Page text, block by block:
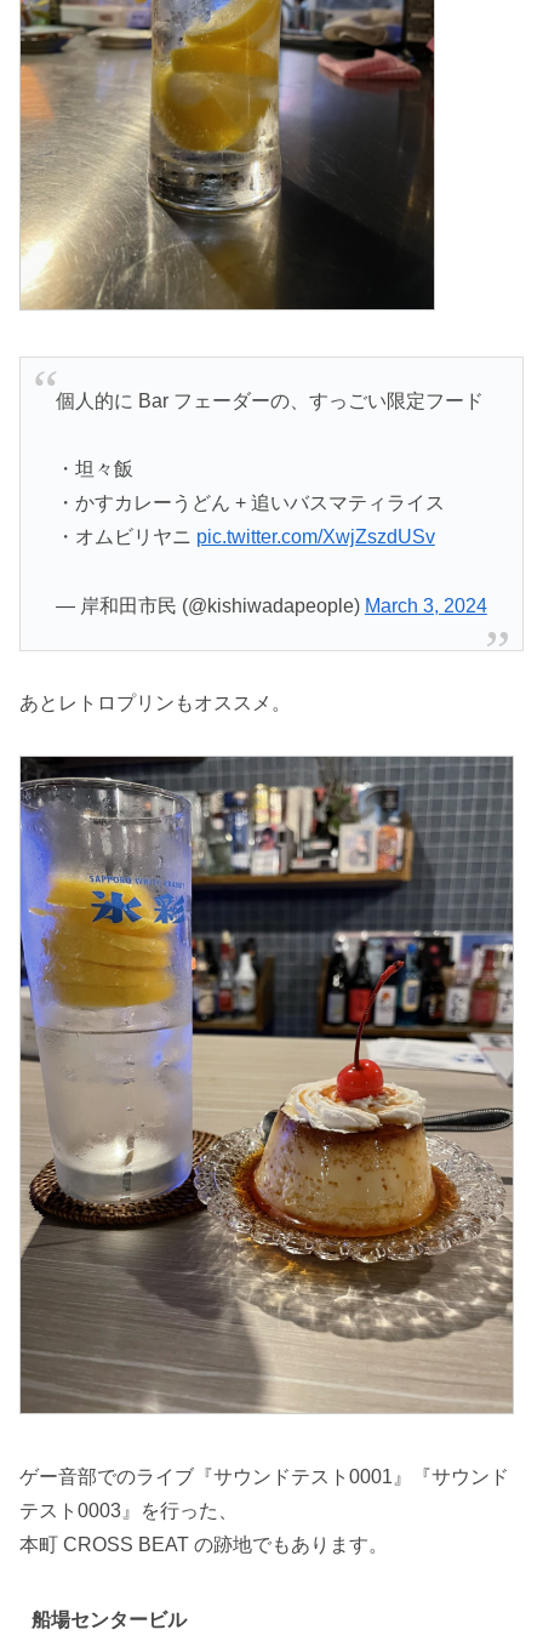
個人的に Bar フェーダーの、すっごい限定フード
・坦々飯
・かすカレーうどん + 追いバスマティライス
・オムビリヤニ pic.twitter.com/XwjZszdUSv
— 岸和田市民 (@kishiwadapeople) March 3, 2024
あとレトロプリンもオススメ。
ゲー音部でのライブ『サウンドテスト0001』『サウンド
テスト0003』を行った、
本町 CROSS BEAT の跡地でもあります。
船場センタービル